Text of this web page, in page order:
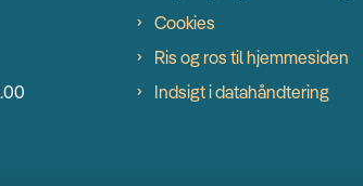
Cookies
Ris og ros til hjemmesiden
Indsigt i datahåndtering